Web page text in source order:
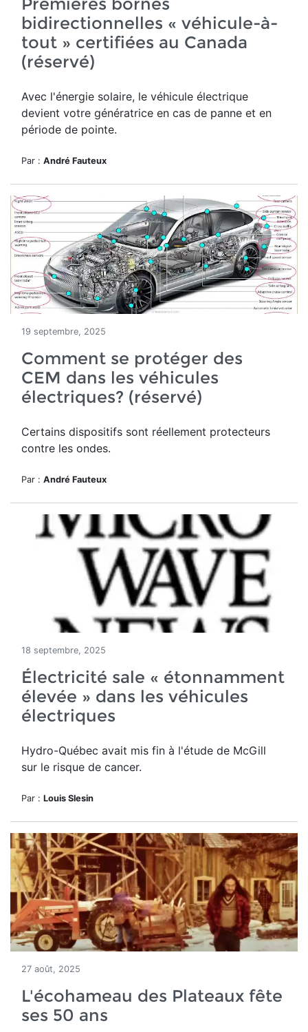
bidirectionnelles « véhicule-à-
tout » certifiées au Canada
(réservé)
Avec l'énergie solaire, le véhicule électrique
devient votre génératrice en cas de panne et en
période de pointe.
Par : André Fauteux
19 septembre, 2025
Comment se protéger des
CEM dans les véhicules
électriques? (réservé)
Certains dispositifs sont réellement protecteurs
contre les ondes.
Par : André Fauteux
18 septembre, 2025
Électricité sale « étonnamment
élevée » dans les véhicules
électriques
Hydro-Québec avait mis fin à l'étude de McGill
sur le risque de cancer.
Par : Louis Slesin
27 août, 2025
L'écohameau des Plateaux fête
ses 50 ans